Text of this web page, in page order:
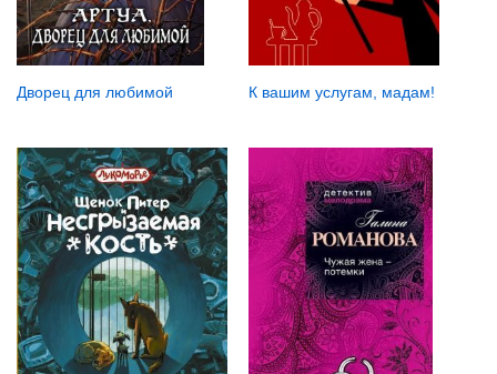
Дворец для любимой К вашим услугам, мадам!